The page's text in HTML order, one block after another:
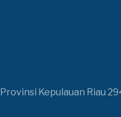
Provinsi Kepulauan Riau